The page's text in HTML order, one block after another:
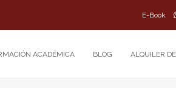
E-Book
ACADÉMICA BLOG ALQUILER